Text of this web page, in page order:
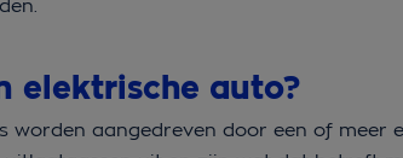
elektrische auto?
worden aangedreven door een of